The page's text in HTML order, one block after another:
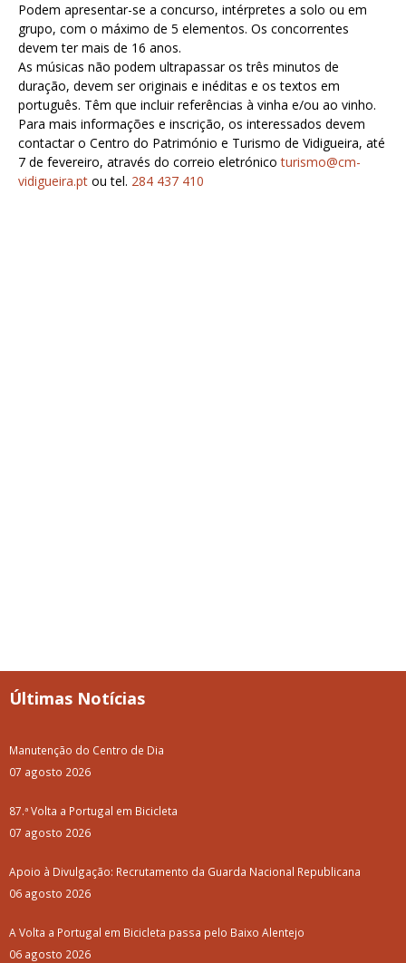
Podem apresentar-se a concurso, intérpretes a solo ou em
grupo, com o máximo de 5 elementos. Os concorrentes
devem ter mais de 16 anos.
As músicas não podem ultrapassar os três minutos de
duração, devem ser originais e inéditas e os textos em
português. Têm que incluir referências à vinha e/ou ao vinho.
Para mais informações e inscrição, os interessados devem
contactar o Centro do Património e Turismo de Vidigueira, até
7 de fevereiro, através do correio eletrónicoturismo@cm-
vidigueira.pt ou tel. 284 437 410
Últimas Notícias
Manutenção do Centro de Dia
07 agosto 2026
87.ª Volta a Portugal em Bicicleta
07 agosto 2026
Apoio à Divulgação: Recrutamento da Guarda Nacional Republicana
06 agosto 2026
A Volta a Portugal em Bicicleta passa pelo Baixo Alentejo
06 agosto 2026